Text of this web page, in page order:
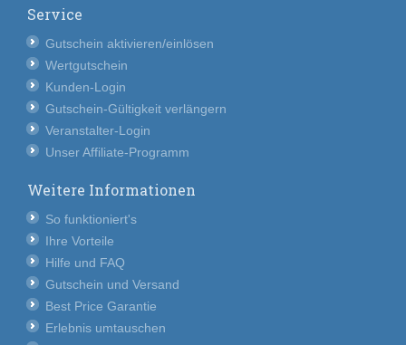
Service
Gutschein aktivieren/einlösen
Wertgutschein
Kunden-Login
Gutschein-Gültigkeit verlängern
Veranstalter-Login
Unser Affiliate-Programm
Weitere Informationen
So funktioniert's
Ihre Vorteile
Hilfe und FAQ
Gutschein und Versand
Best Price Garantie
Erlebnis umtauschen